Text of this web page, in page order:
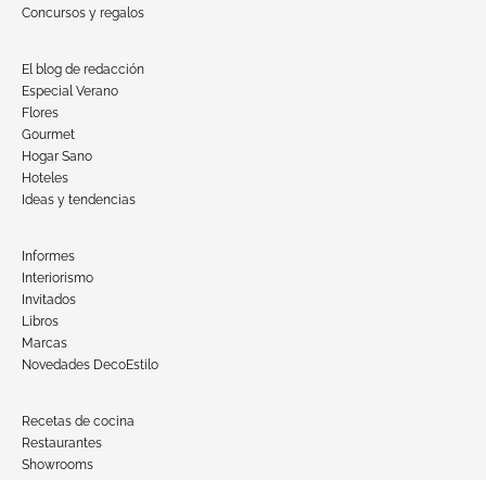
Concursos y regalos
El blog de redacción
Especial Verano
Flores
Gourmet
Hogar Sano
Hoteles
Ideas y tendencias
Informes
Interiorismo
Invitados
Libros
Marcas
Novedades DecoEstilo
Recetas de cocina
Restaurantes
Showrooms